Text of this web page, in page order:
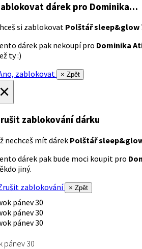
dárek pro Dominika…
si zablokovat Polštář sleep&glow
dárek pak nekoupí pro Dominika
ty :)
zablokovat
× Zpět
zablokování dárku
nechceš mít dárek Polštář
dárek pak bude moci koupit pro
jiný.
zablokování
× Zpět
pánev 30